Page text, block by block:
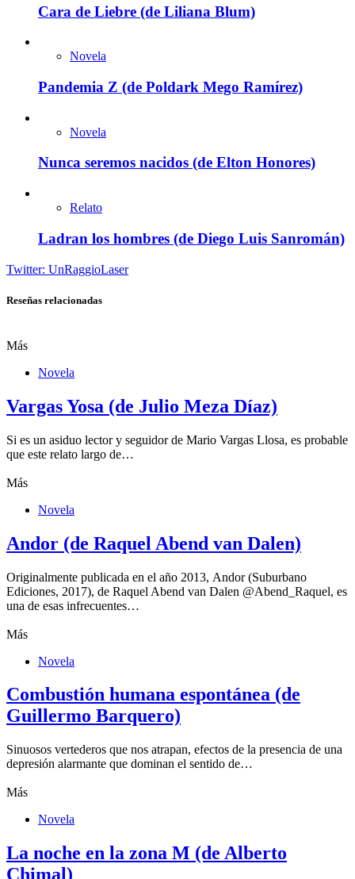
Cara de Liebre (de Liliana Blum)
Novela
Pandemia Z (de Poldark Mego Ramírez)
Novela
Nunca seremos nacidos (de Elton Honores)
Relato
Ladran los hombres (de Diego Luis Sanromán)
Twitter: UnRaggioLaser
Reseñas relacionadas
Más
Novela
Vargas Yosa (de Julio Meza Díaz)
Si es un asiduo lector y seguidor de Mario Vargas Llosa, es probable
que este relato largo de…
Más
Novela
Andor (de Raquel Abend van Dalen)
Originalmente publicada en el año 2013, Andor (Suburbano
Ediciones, 2017), de Raquel Abend van Dalen @Abend_Raquel, es
una de esas infrecuentes…
Más
Novela
Combustión humana espontánea (de
Guillermo Barquero)
Sinuosos vertederos que nos atrapan, efectos de la presencia de una
depresión alarmante que dominan el sentido de…
Más
Novela
La noche en la zona M (de Alberto
Chimal)